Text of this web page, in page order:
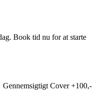
Book tid nu for at starte
Gennemsigtigt Cover +100,-